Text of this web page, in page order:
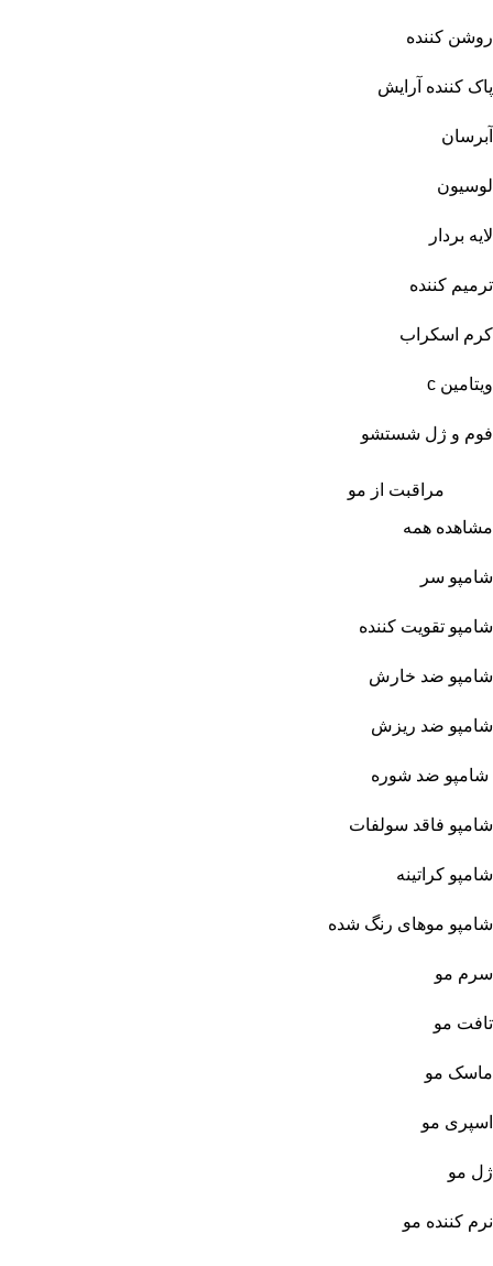
روشن کننده
پاک کننده آرایش
آبرسان
لوسیون
لایه بردار
ترمیم کننده
کرم اسکراب
ویتامین c
فوم و ژل شستشو
مراقبت از مو
مشاهده همه
شامپو سر
شامپو تقویت کننده
شامپو ضد خارش
شامپو ضد ریزش
شامپو ضد شوره
شامپو فاقد سولفات
شامپو کراتینه
شامپو موهای رنگ شده
سرم مو
تافت مو
ماسک مو
اسپری مو
ژل مو
نرم کننده مو